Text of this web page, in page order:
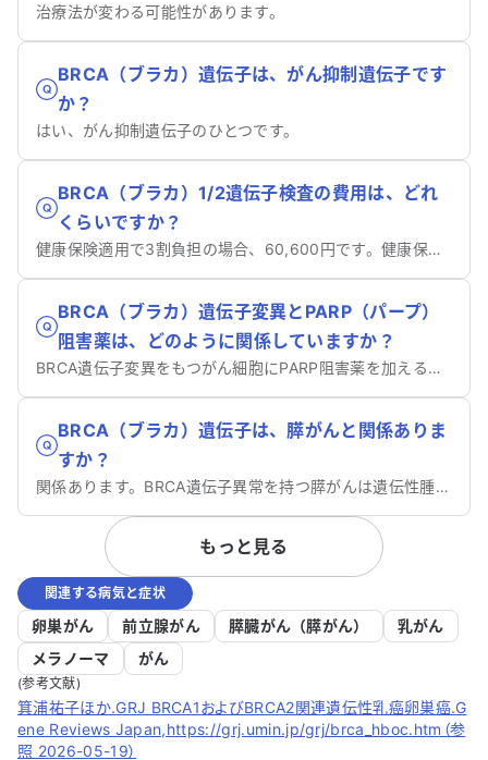
治療法が変わる可能性があります。
BRCA（ブラカ）遺伝子は、がん抑制遺伝子です
か？
はい、がん抑制遺伝子のひとつです。
BRCA（ブラカ）1/2遺伝子検査の費用は、どれ
くらいですか？
健康保険適用で3割負担の場合、60,600円です。健康保険適用にならない場合、約10〜20万円です。
BRCA（ブラカ）遺伝子変異とPARP（パープ）
阻害薬は、どのように関係していますか？
BRCA遺伝子変異をもつがん細胞にPARP阻害薬を加えると、DNA修復ができなくなり、死んでしまいます。
BRCA（ブラカ）遺伝子は、膵がんと関係ありま
すか？
関係あります。BRCA遺伝子異常を持つ膵がんは遺伝性腫瘍の可能性があり、遺伝学的検査が検討されます。
もっと見る
関連する病気と症状
卵巣がん 前立腺がん 膵臓がん（膵がん）
乳がん
メラノーマ
がん
(参考文献)
箕浦祐子ほか.GRJ BRCA1およびBRCA2関連遺伝性乳癌卵巣癌.G
ene Reviews Japan,https://grj.umin.jp/grj/brca_hboc.htm（参
照 2026-05-19）